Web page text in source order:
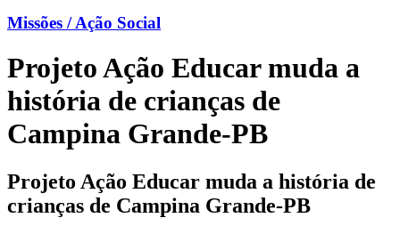
Missões / Ação Social
Projeto Ação Educar muda a
história de crianças de
Campina Grande-PB
Projeto Ação Educar muda a história de
crianças de Campina Grande-PB